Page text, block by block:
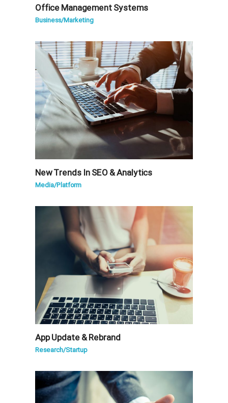
Office Management Systems
Business/Marketing
New Trends In SEO & Analytics
Media/Platform
App Update & Rebrand
Research/Startup